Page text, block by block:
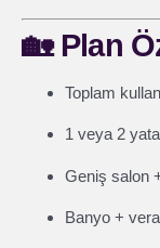
🏡 Plan
Toplam
1 veya 2
Geniş salon
Banyo +